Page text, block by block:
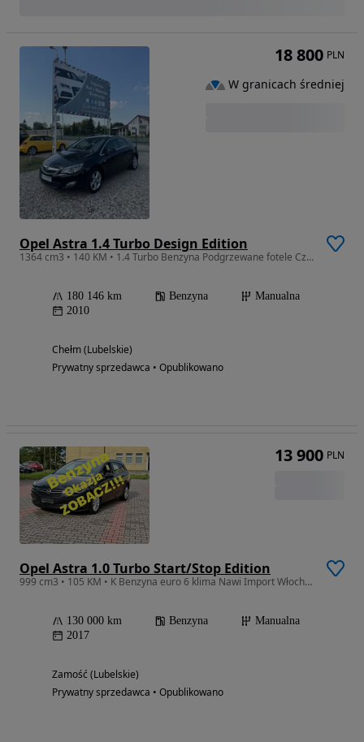
Opel Astra 1.4 Turbo Design Edition
1364 cm3 • 140 KM • 1.4 Turbo Benzyna Podgrzewane fotele Czujniki Parkowania
180 146 km Benzyna
Manualna
2010
Chełm (Lubelskie)
Prywatny sprzedawca • Opublikowano
18 800 PLN
W granicach średniej
Opel Astra 1.0 Turbo Start/Stop Edition
999 cm3 • 105 KM • K Benzyna euro 6 klima Nawi Import Włochy Okazja Zobacz ! Film
130 000 km Benzyna
Manualna
2017
Zamość (Lubelskie)
Prywatny sprzedawca • Opublikowano
13 900 PLN